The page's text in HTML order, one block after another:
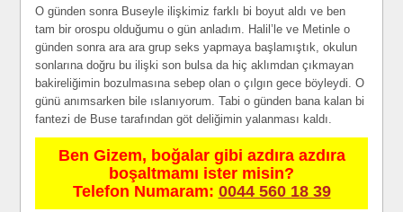
O günden sonra Buseyle ilişkimiz farklı bi boyut aldı ve ben
tam bir orospu olduğumu o gün anladım. Halil’le ve Metinle o
günden sonra ara ara grup seks yapmaya başlamıştık, okulun
sonlarına doğru bu ilişki son bulsa da hiç aklımdan çıkmayan
bakireliğimin bozulmasına sebep olan o çılgın gece böyleydi. O
günü anımsarken bile ıslanıyorum. Tabi o günden bana kalan bi
fantezi de Buse tarafından göt deliğimin yalanması kaldı.
Ben Gizem, boğalar gibi azdıra azdıra
boşaltmamı ister misin?
Telefon Numaram: 0044 560 18 39